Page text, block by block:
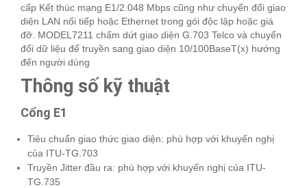
cấp Kết thúc mạng E1/2.048 Mbps cũng như chuyển đổi giao
diện LAN nối tiếp hoặc Ethernet trong gói độc lập hoặc giá
đỡ. MODEL7211 chấm dứt giao diện G.703 Telco và chuyển
đổi dữ liệu để truyền sang giao diện 10/100BaseT(x) hướng
đến người dùng
Thông số kỹ thuật
Cổng E1
Tiêu chuẩn giao thức giao diện: phù hợp với khuyến nghị
của ITU-TG.703
Truyền Jitter đầu ra: phù hợp với khuyến nghị của ITU-
TG.735